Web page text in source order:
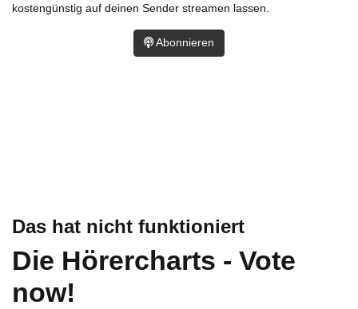
Das hat nicht funktioniert
Die Hörercharts - Vote
now!
kostengünstig auf deinen Sender streamen lassen.
Abonnieren